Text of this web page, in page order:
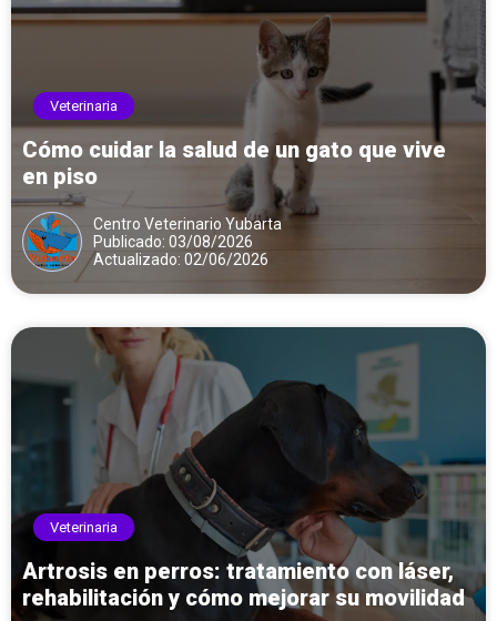
Veterinaria
Cómo cuidar la salud de un gato que vive
en piso
Centro Veterinario Yubarta
Publicado: 03/08/2026
Actualizado: 02/06/2026
Veterinaria
Artrosis en perros: tratamiento con láser,
rehabilitación y cómo mejorar su movilidad